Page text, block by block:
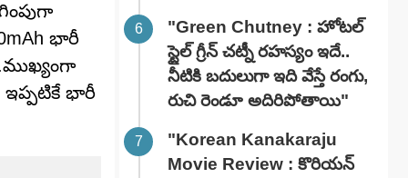
భారీ
ఇప్పటికే భారీ
"Green Chutney : హోటల్
స్టైల్ గ్రీన్ చట్నీ రహస్యం ఇదే..
నీటికి బదులుగా ఇది వేస్తే రంగు,
రుచి రెండూ అదిరిపోతాయి"
"Korean Kanakaraju
Movie Review : కొరియన్